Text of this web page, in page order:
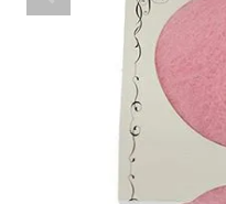
ACCOUNT MENU
ようこそ ゲスト 様